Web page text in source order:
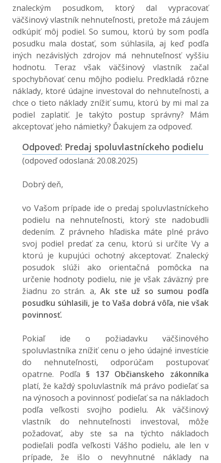
znaleckým posudkom, ktorý dal vypracovať
väčšinový vlastník nehnuteľnosti, pretože má záujem
odkúpiť môj podiel. So sumou, ktorú by som podľa
posudku mala dostať, som súhlasila, aj keď podľa
iných nezávislých zdrojov má nehnuteľnosť vyššiu
hodnotu. Teraz však väčšinový vlastník začal
spochybňovať cenu môjho podielu. Predkladá rôzne
náklady, ktoré údajne investoval do nehnuteľnosti, a
chce o tieto náklady znížiť sumu, ktorú by mi mal za
podiel zaplatiť. Je takýto postup správny? Mám
akceptovať jeho námietky? Ďakujem za odpoveď.
Odpoveď: Predaj spoluvlastníckeho podielu
(odpoveď odoslaná: 20.08.2025)
Dobrý deň,
vo Vašom prípade ide o predaj spoluvlastníckeho
podielu na nehnuteľnosti, ktorý ste nadobudli
dedením. Z právneho hľadiska máte plné právo
svoj podiel predať za cenu, ktorú si určíte Vy a
ktorú je kupujúci ochotný akceptovať. Znalecký
posudok slúži ako orientačná pomôcka na
určenie hodnoty podielu, nie je však záväzný pre
žiadnu zo strán. a,Ak ste už so sumou podľa
posudku súhlasili, je to Vaša dobrá vôľa, nie však
povinnosť.
Pokiaľ ide o požiadavku väčšinového
spoluvlastníka znížiť cenu o jeho údajné investície
do nehnuteľnosti, odporúčam postupovať
opatrne. Podľa § 137 Občianskeho zákonníka
platí, že každý spoluvlastník má právo podieľať sa
na výnosoch a povinnosť podieľať sa na nákladoch
podľa veľkosti svojho podielu. Ak väčšinový
vlastník do nehnuteľnosti investoval, môže
požadovať, aby ste sa na týchto nákladoch
podieľali podľa veľkosti Vášho podielu, ale len v
prípade, že išlo o nevyhnutné náklady na